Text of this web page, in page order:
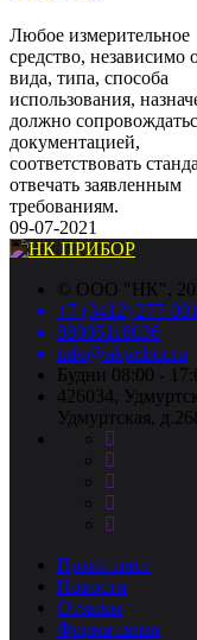
Любое измерительное
средство, независимо
вида, типа, способа
использования,
должно
документацией,
соответствовать
отвечать заявленным
требованиям.
09-07-2021
© ООО "НК",
+7 (3412) 277-001
88005118036
info@nkpribor.ru
Будни 08:00 -
426034,
Удмуртская,
Прайс-лист
Новости
Отзывы
Форма связи